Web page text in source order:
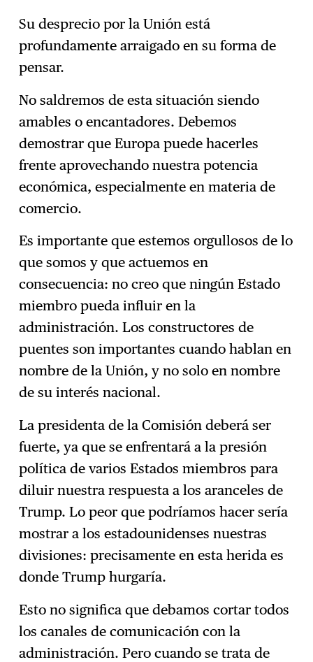
Su desprecio por la Unión está
profundamente arraigado en su forma de
pensar.
No saldremos de esta situación siendo
amables o encantadores. Debemos
demostrar que Europa puede hacerles
frente aprovechando nuestra potencia
económica, especialmente en materia de
comercio.
Es importante que estemos orgullosos de lo
que somos y que actuemos en
consecuencia: no creo que ningún Estado
miembro pueda influir en la
administración. Los constructores de
puentes son importantes cuando hablan en
nombre de la Unión, y no solo en nombre
de su interés nacional.
La presidenta de la Comisión deberá ser
fuerte, ya que se enfrentará a la presión
política de varios Estados miembros para
diluir nuestra respuesta a los aranceles de
Trump. Lo peor que podríamos hacer sería
mostrar a los estadounidenses nuestras
divisiones: precisamente en esta herida es
donde Trump hurgaría.
Esto no significa que debamos cortar todos
los canales de comunicación con la
administración. Pero cuando se trata de